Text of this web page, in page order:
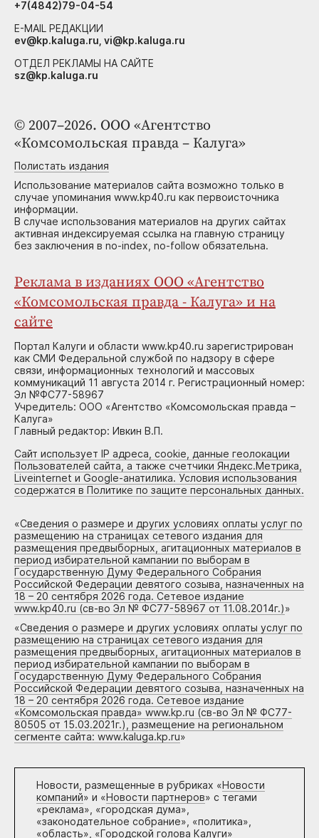
© 2007–2026. ООО «Агентство
«Комсомольская правда – Калуга»
Полистать издания
Использование материалов сайта возможно только в
случае упоминания www.kp40.ru как первоисточника
информации.
В случае использования материалов на других сайтах
активная индексируемая ссылка на главную страницу
без заключения в no-index, no-follow обязательна.
Реклама в изданиях ООО «Агентство
«Комсомольская правда - Калуга» и на
сайте
Портал Калуги и области www.kp40.ru зарегистрирован
как СМИ Федеральной службой по надзору в сфере
связи, информационных технологий и массовых
коммуникаций 11 августа 2014 г. Регистрационный номер:
Эл №ФС77-58967
Учредитель: ООО «Агентство «Комсомольская правда –
Калуга»
Главный редактор: Ивкин В.П.
Сайт использует IP адреса, cookie, данные геолокации
Пользователей сайта, а также счетчики Яндекс.Метрика,
Liveinternet и Google-анатилика. Условия использования
содержатся в Политике по защите персональных данных.
«Сведения о размере и других условиях оплаты услуг по
размещению на страницах сетевого издания для
размещения предвыборных, агитационных материалов в
период избирательной кампании по выборам в
Государственную Думу Федерального Собрания
Российской Федерации девятого созыва, назначенных на
18 – 20 сентября 2026 года. Сетевое издание
www.kp40.ru (св-во Эл № ФС77-58967 от 11.08.2014г.)»
«Сведения о размере и других условиях оплаты услуг по
размещению на страницах сетевого издания для
размещения предвыборных, агитационных материалов в
период избирательной кампании по выборам в
Государственную Думу Федерального Собрания
Российской Федерации девятого созыва, назначенных на
18 – 20 сентября 2026 года. Сетевое издание
«Комсомольская правда» www.kp.ru (св-во Эл № ФС77-
80505 от 15.03.2021г.), размещение на региональном
сегменте сайта: www.kaluga.kp.ru»
Новости, размещенные в рубриках «Новости
компаний» и «Новости партнеров» с тегами
«реклама», «городская дума»,
«законодательное собрание», «политика»,
«область», «Городской голова Калуги»
+7(4842)79-04-54
E-MAIL РЕДАКЦИИ
ev@kp.kaluga.ru, vi@kp.kaluga.ru
ОТДЕЛ РЕКЛАМЫ НА САЙТЕ
sz@kp.kaluga.ru